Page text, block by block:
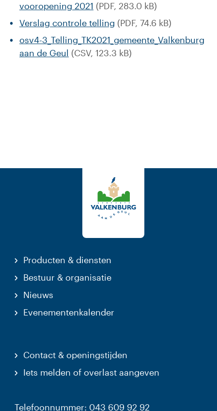
vooropening 2021 (PDF, 283.0 kB)
Verslag controle telling (PDF, 74.6 kB)
osv4-3_Telling_TK2021_gemeente_Valkenburg
aan de Geul (CSV, 123.3 kB)
Producten & diensten
Bestuur & organisatie
Nieuws
Evenementenkalender
Contact & openingstijden
Iets melden of overlast aangeven
Telefoonnummer: 043 609 92 92